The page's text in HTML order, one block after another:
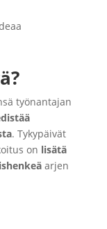
työnantajan
. Tykypäivät
on lisätä
arjen